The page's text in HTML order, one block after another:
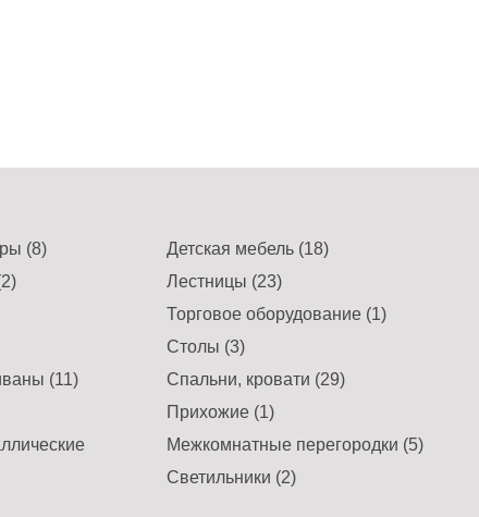
(8) Детская мебель (18)
Лестницы (23)
Торговое оборудование (1)
Столы (3)
(11)
Спальни, кровати (29)
Прихожие (1)
Межкомнатные перегородки (5)
Светильники (2)